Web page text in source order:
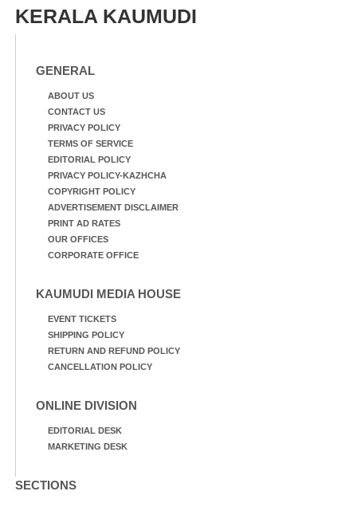
KERALA KAUMUDI
GENERAL
ABOUT US
CONTACT US
PRIVACY POLICY
TERMS OF SERVICE
EDITORIAL POLICY
PRIVACY POLICY-KAZHCHA
COPYRIGHT POLICY
ADVERTISEMENT DISCLAIMER
PRINT AD RATES
OUR OFFICES
CORPORATE OFFICE
KAUMUDI MEDIA HOUSE
EVENT TICKETS
SHIPPING POLICY
RETURN AND REFUND POLICY
CANCELLATION POLICY
ONLINE DIVISION
EDITORIAL DESK
MARKETING DESK
SECTIONS